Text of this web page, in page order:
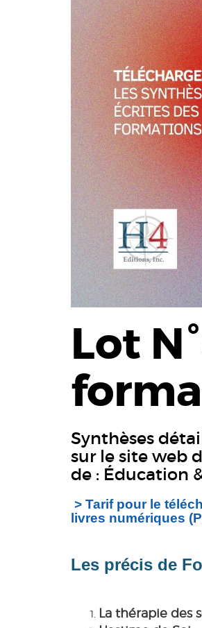
Lot
Synthèses
surle site web
de : Éducation
> Tarif pour le
livres numériques
Les précis de
La thérapie des